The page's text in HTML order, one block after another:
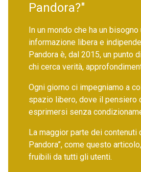
Pandora?"
In un mondo che ha un
informazione libera e
Pandora è, dal 2015, un punto
chi cerca verità,
Ogni giorno ci impegniamo a
spazio libero, dove il pensiero
esprimersi senza
La maggior parte dei contenuti
Pandora”, come questo
fruibili da tutti gli utenti.